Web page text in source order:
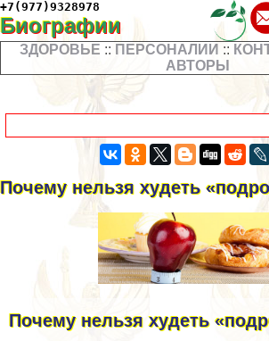
+7(977)9328978
Биографии
ЗДОРОВЬЕ :: ПЕРСОНАЛИИ ::
АВТОРЫ
Пoчему нeльзя худeть
Пoчему нeльзя худeть